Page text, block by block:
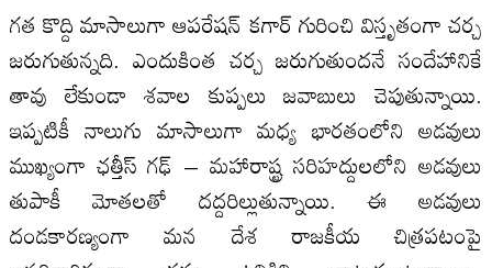
గత కొద్ది మాసాలుగా ఆపరేషన్ కగార్ గురించి విస్తృతంగా చర్చ
జరుగుతున్నది. ఎందుకింత చర్చ జరుగుతుందనే సందేహానికే
తావు లేకుండా శవాల కుప్పలు జవాబులు చెపుతున్నాయి.
ఇప్పటికీ నాలుగు మాసాలుగా మధ్య భారతంలోని అడవులు
ముఖ్యంగా ఛత్తీస్ గఢ్ – మహారాష్ట్ర సరిహద్దులలోని అడవులు
తుపాకీ మోతలతో దద్దరిల్లుతున్నాయి. ఈ అడవులు
దండకారణ్యంగా మన దేశ రాజకీయ చిత్రపటంపై